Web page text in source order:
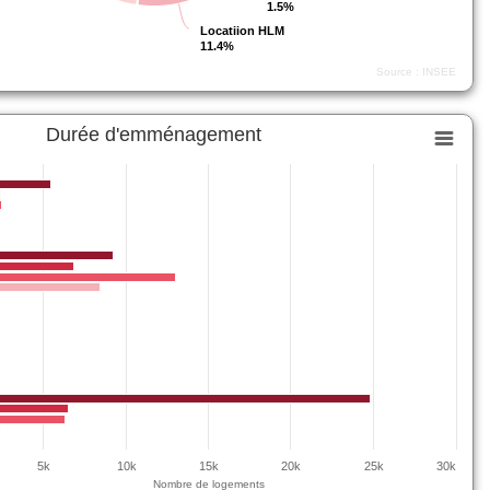
Source : INSEE
1.5%
1.5%
Locatiion HLM
11.4%
Locatiion HLM
11.4%
Nombre de logements
Durée d'emménagement
5k 10k 15k 20k 25k 30k